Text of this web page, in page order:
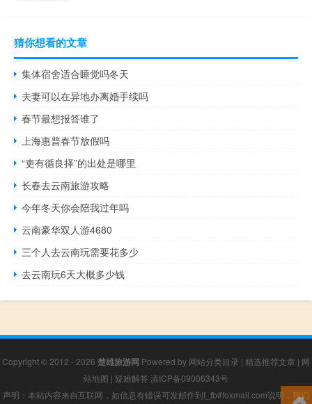
猜你想看的文章
集体宿舍适合睡觉吗冬天
夫妻可以在异地办离婚手续吗
春节最想报答谁了
上海惠普春节放假吗
“吏有循良择”的出处是哪里
长春去云南旅游攻略
今年冬天你会陪我过年吗
云南豪华双人游4680
三个人去云南玩需要花多少
去云南玩6天大概多少钱
Copyright © 2012 - 2026 楚雄旅游网 Powered by 网站分类目录 | 精选推荐文章 | 网
站地图 | 疑难解答 滇ICP备09006343号
声明：本站内容来自互联网，如信息有错误可发邮件到f_fb#foxmail.com说明，我们